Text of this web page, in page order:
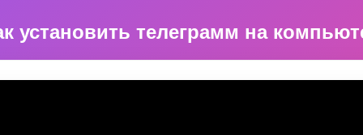
установить телеграмм на